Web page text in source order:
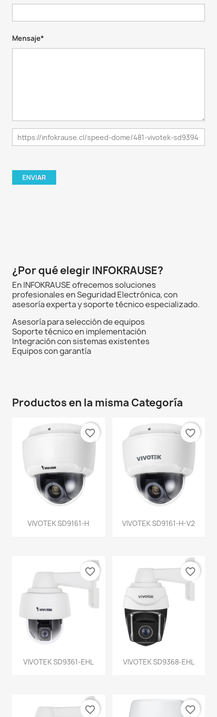
Mensaje*
¿Por qué elegir INFOKRAUSE?
En INFOKRAUSE ofrecemos soluciones
profesionales en Seguridad Electrónica, con
asesoría experta y soporte técnico especializado.
Asesoría para selección de equipos
Soporte técnico en implementación
Integración con sistemas existentes
Equipos con garantía
Productos en la misma Categoría
VIVOTEK SD9161-H
favorite_border
VIVOTEK SD9161-H-V2
favorite_border
VIVOTEK SD9361-EHL
favorite_border
VIVOTEK SD9368-EHL
favorite_border
favorite_border favorite_border